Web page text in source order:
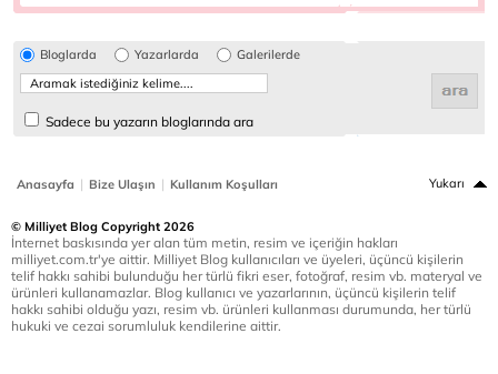
Bloglarda Yazarlarda Galerilerde
Sadece bu yazarın bloglarında ara
Anasayfa | Bize Ulaşın | Kullanım Koşulları Yukarı
© Milliyet Blog Copyright 2026
İnternet baskısında yer alan tüm metin, resim ve içeriğin hakları
milliyet.com.tr'ye aittir. Milliyet Blog kullanıcıları ve üyeleri, üçüncü kişilerin
telif hakkı sahibi bulunduğu her türlü fikri eser, fotoğraf, resim vb. materyal ve
ürünleri kullanamazlar. Blog kullanıcı ve yazarlarının, üçüncü kişilerin telif
hakkı sahibi olduğu yazı, resim vb. ürünleri kullanması durumunda, her türlü
hukuki ve cezai sorumluluk kendilerine aittir.